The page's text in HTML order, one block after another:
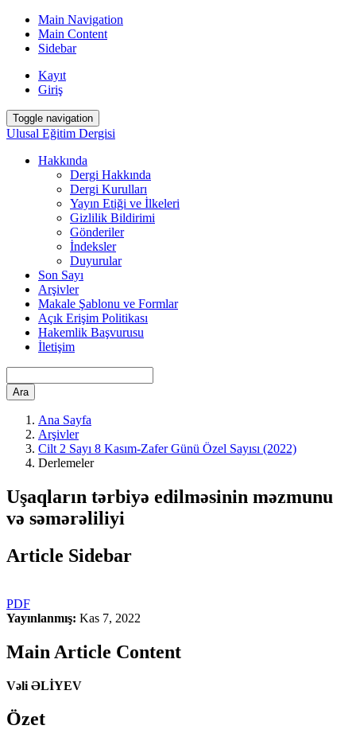
Main Navigation
Main Content
Sidebar
Kayıt
Giriş
Toggle navigation
Ulusal Eğitim Dergisi
Hakkında
Dergi Hakkında
Dergi Kurulları
Yayın Etiği ve İlkeleri
Gizlilik Bildirimi
Gönderiler
İndeksler
Duyurular
Son Sayı
Arşivler
Makale Şablonu ve Formlar
Açık Erişim Politikası
Hakemlik Başvurusu
İletişim
Ara
Ana Sayfa
Arşivler
Cilt 2 Sayı 8 Kasım-Zafer Günü Özel Sayısı (2022)
Derlemeler
Uşaqların tərbiyə edilməsinin məzmunu
və səmərəliliyi
Article Sidebar
PDF
Yayınlanmış: Kas 7, 2022
Main Article Content
Vəli ƏLİYEV
Özet